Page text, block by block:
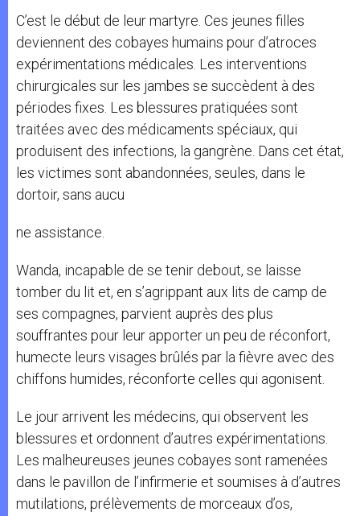
C’est le début de leur martyre. Ces jeunes filles
deviennent des cobayes humains pour d’atroces
expérimentations médicales. Les interventions
chirurgicales sur les jambes se succèdent à des
périodes fixes. Les blessures pratiquées sont
traitées avec des médicaments spéciaux, qui
produisent des infections, la gangrène. Dans cet état,
les victimes sont abandonnées, seules, dans le
dortoir, sans aucu
ne assistance.
Wanda, incapable de se tenir debout, se laisse
tomber du lit et, en s’agrippant aux lits de camp de
ses compagnes, parvient auprès des plus
souffrantes pour leur apporter un peu de réconfort,
humecte leurs visages brûlés par la fièvre avec des
chiffons humides, réconforte celles qui agonisent.
Le jour arrivent les médecins, qui observent les
blessures et ordonnent d’autres expérimentations.
Les malheureuses jeunes cobayes sont ramenées
dans le pavillon de l’infirmerie et soumises à d’autres
mutilations, prélèvements de morceaux d’os,